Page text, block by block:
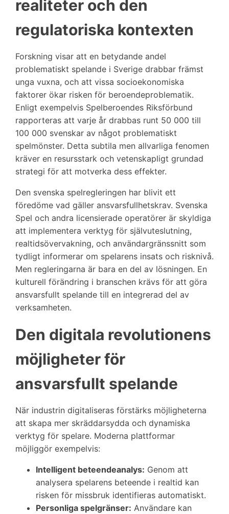
realiteter och den
regulatoriska kontexten
Forskning visar att en betydande andel
problematiskt spelande i Sverige drabbar främst
unga vuxna, och att vissa socioekonomiska
faktorer ökar risken för beroendeproblematik.
Enligt exempelvis Spelberoendes Riksförbund
rapporteras att varje år drabbas runt 50 000 till
100 000 svenskar av något problematiskt
spelmönster. Detta subtila men allvarliga fenomen
kräver en resursstark och vetenskapligt grundad
strategi för att motverka dess effekter.
Den svenska spelregleringen har blivit ett
föredöme vad gäller ansvarsfullhetskrav. Svenska
Spel och andra licensierade operatörer är skyldiga
att implementera verktyg för självuteslutning,
realtidsövervakning, och användargränssnitt som
tydligt informerar om spelarens insats och risknivå.
Men regleringarna är bara en del av lösningen. En
kulturell förändring i branschen krävs för att göra
ansvarsfullt spelande till en integrerad del av
verksamheten.
Den digitala revolutionens
möjligheter för
ansvarsfullt spelande
När industrin digitaliseras förstärks möjligheterna
att skapa mer skräddarsydda och dynamiska
verktyg för spelare. Moderna plattformar
möjliggör exempelvis:
Intelligent beteendeanalys: Genom att
analysera spelarens beteende i realtid kan
risken för missbruk identifieras automatiskt.
Personliga spelgränser: Användare kan